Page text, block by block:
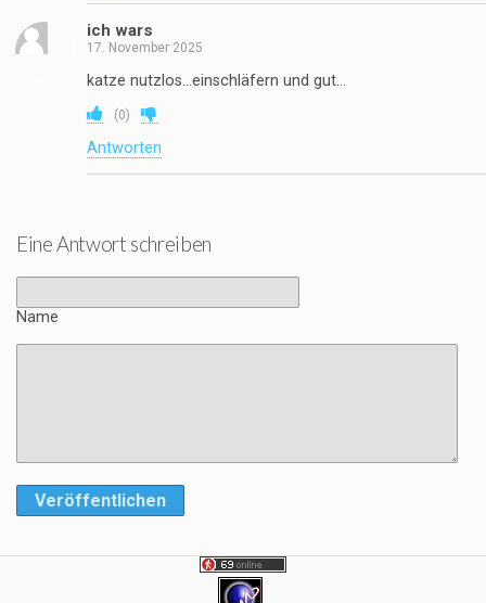
ich wars
17. November 2025
katze nutzlos…einschläfern und gut…
(0)
Antworten
Eine Antwort schreiben
Name
Veröffentlichen